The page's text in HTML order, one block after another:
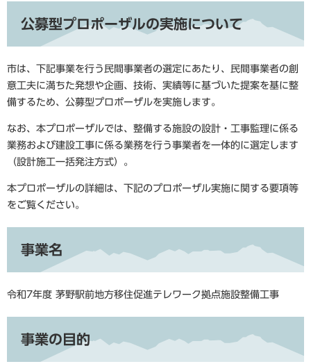
公募型プロポーザルの実施について
市は、下記事業を行う民間事業者の選定にあたり、民間事業者の創
意工夫に満ちた発想や企画、技術、実績等に基づいた提案を基に整
備するため、公募型プロポーザルを実施します。
なお、本プロポーザルでは、整備する施設の設計・工事監理に係る
業務および建設工事に係る業務を行う事業者を一体的に選定します
（設計施工一括発注方式）。
本プロポーザルの詳細は、下記のプロポーザル実施に関する要項等
をご覧ください。
事業名
令和7年度 茅野駅前地方移住促進テレワーク拠点施設整備工事
事業の目的